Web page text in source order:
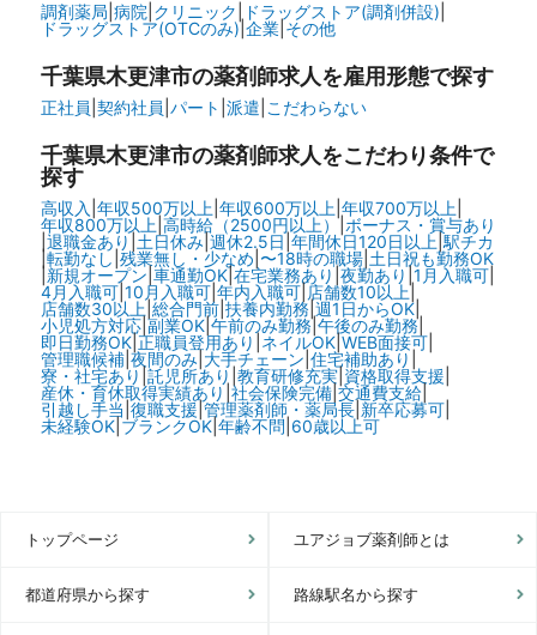
調剤薬局 病院 クリニック ドラッグストア(調剤併設)
ドラッグストア(OTCのみ)| 企業| その他
千葉県木更津市の薬剤師求人を雇用形態で探す
正社員 契約社員 パート 派遣 こだわらない
千葉県木更津市の薬剤師求人をこだわり条件で
探す
高収入 年収500万以上 年収600万以上 年収700万以上
年収800万以上 高時給（2500円以上）| ボーナス・賞与あり
退職金あり 土日休み| 週休2.5日 年間休日120日以上 駅チカ
|転勤なし 残業無し・少なめ 〜18時の職場| 土日祝も勤務OK
|新規オープン 車通勤OK|在宅業務あり 夜勤あり 1月入職可|
4月入職可| 10月入職可| 年内入職可| 店舗数10以上|
店舗数30以上 総合門前| 扶養内勤務 週1日からOK|
小児処方対応| 副業OK| 午前のみ勤務| 午後のみ勤務|
即日勤務OK| 正職員登用あり ネイルOK| WEB面接可|
管理職候補| 夜間のみ| 大手チェーン 住宅補助あり
寮・社宅あり 託児所あり 教育研修充実| 資格取得支援
産休・育休取得実績あり 社会保険完備| 交通費支給|
引越し手当 復職支援 |管理薬剤師・薬局長| 新卒応募可|
未経験OK| ブランクOK| 年齢不問 60歳以上可
トップページ ユアジョブ薬剤師とは
都道府県から探す 路線駅名から探す